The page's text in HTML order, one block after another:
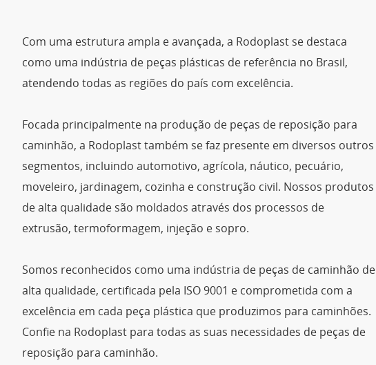
Com uma estrutura ampla e avançada, a Rodoplast se destaca
como uma indústria de peças plásticas de referência no Brasil,
atendendo todas as regiões do país com excelência.
Focada principalmente na produção de peças de reposição para
caminhão, a Rodoplast também se faz presente em diversos outros
segmentos, incluindo automotivo, agrícola, náutico, pecuário,
moveleiro, jardinagem, cozinha e construção civil. Nossos produtos
de alta qualidade são moldados através dos processos de
extrusão, termoformagem, injeção e sopro.
Somos reconhecidos como uma indústria de peças de caminhão de
alta qualidade, certificada pela ISO 9001 e comprometida com a
excelência em cada peça plástica que produzimos para caminhões.
Confie na Rodoplast para todas as suas necessidades de peças de
reposição para caminhão.